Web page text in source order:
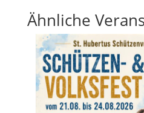
Ähnliche